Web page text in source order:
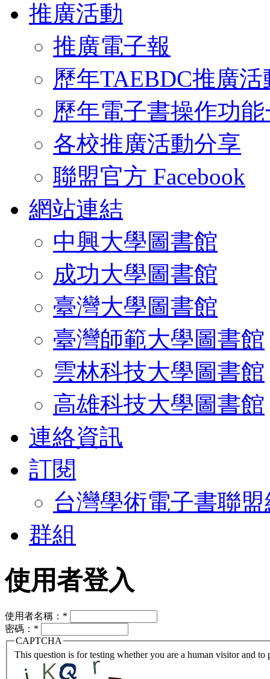
推廣活動
推廣電子報
歷年TAEBDC推廣活
歷年電子書操作功
各校推廣活動分享
聯盟官方 Facebook
網站連結
中興大學圖書館
成功大學圖書館
臺灣大學圖書館
臺灣師範大學圖書館
雲林科技大學圖書館
高雄科技大學圖書館
連絡資訊
訂閱
台灣學術電子書聯
群組
使用者登入
使用者名稱： *
密碼： *
CAPTCHA
This question is for testing whether you are a human visitor and to